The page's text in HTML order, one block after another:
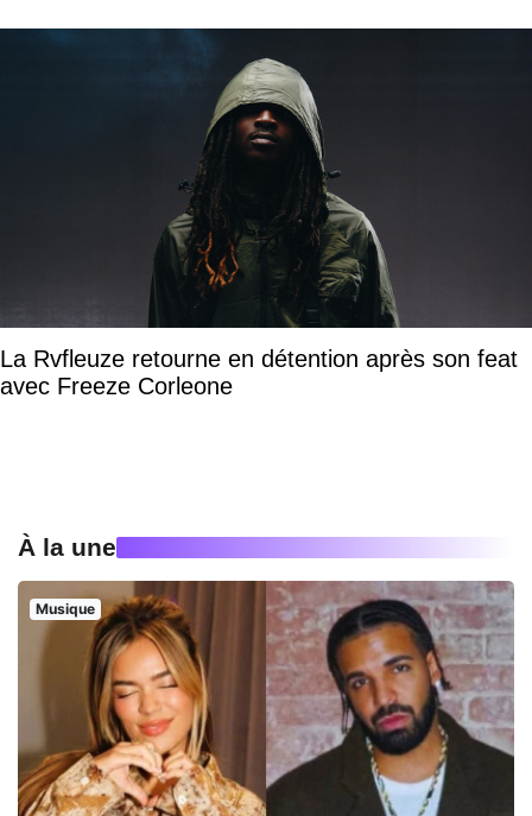
La Rvfleuze retourne en détention après son feat
avec Freeze Corleone
À la une
Musique